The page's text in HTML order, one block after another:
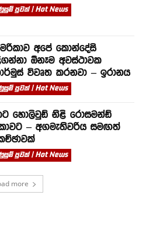
පුවත් | Hot News
අපේ කොන්දේසි
ඕනෑම අවස්ථාවක
විවෘත කරනවා – ඉරානය
පුවත් | Hot News
හොලිවුඩ් නිළි රොසමන්ඩ්
– අගමැතිවරිය සමඟත්
පුවත් | Hot News
more